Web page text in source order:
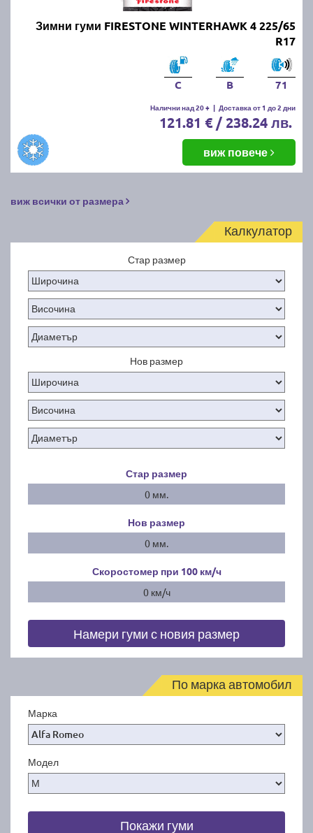
Зимни гуми FIRESTONE WINTERHAWK 4 225/65
R17
C B 71
Налични над 20 + | Доставка от 1 до 2 дни
121.81 € / 238.24 лв.
виж повече
виж всички от размера
Калкулатор
Стар размер
Нов размер
Стар размер
0 мм.
Нов размер
0 мм.
Скоростомер при 100 км/ч
0 км/ч
Намери гуми с новия размер
По марка автомобил
Марка
Модел
Покажи гуми